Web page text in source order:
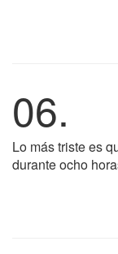
06.
Lo más triste es
durante ocho